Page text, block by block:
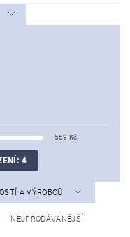
559 Kč
4
A VÝROBCŮ
NEJPRODÁVANĚJŠÍ